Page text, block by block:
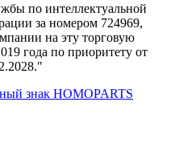
по интеллектуальной
за номером 724969,
на эту торговую
года по приоритету от
знак HOMOPARTS